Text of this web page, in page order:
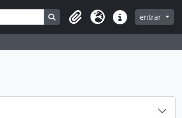
Search in browse page
Clipboard
Idioma Ligações rápidas
entrar